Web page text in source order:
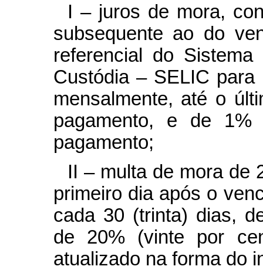
I – juros de mora,
subsequente ao do
referencial do
Custódia – SELIC
mensalmente, até o
pagamento, e de
pagamento;
II – multa de mora de
primeiro dia após o
cada 30 (trinta) dias,
de 20% (vinte por
atualizado na forma do